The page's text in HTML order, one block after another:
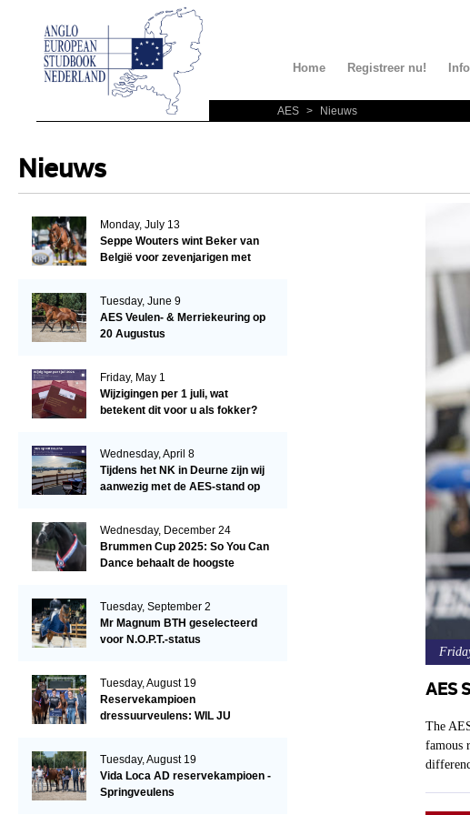
Home Registreer nu!
AES > Nieuws
Nieuws
AES
The
famous
Monday, July 13
Seppe Wouters wint Beker van
België voor zevenjarigen met
Tuesday, June 9
AES Veulen- & Merriekeuring op
20 Augustus
Friday, May 1
Wijzigingen per 1 juli, wat
betekent dit voor u als fokker?
Wednesday, April 8
Tijdens het NK in Deurne zijn wij
aanwezig met de AES-stand op
Wednesday, December 24
Brummen Cup 2025: So You Can
Dance behaalt de hoogste
Tuesday, September 2
Mr Magnum BTH geselecteerd
voor N.O.P.T.-status
Tuesday, August 19
Reservekampioen
dressuurveulens: WIL JU
Tuesday, August 19
Vida Loca AD reservekampioen -
Springveulens